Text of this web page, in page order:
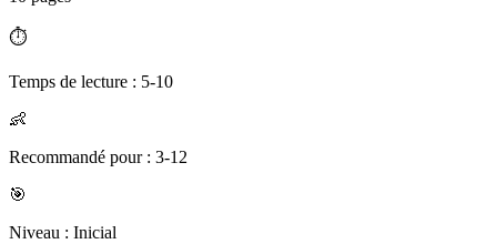
⏱️
Temps de lecture : 5-10
👶
Recommandé pour : 3-12
🎯
Niveau : Inicial